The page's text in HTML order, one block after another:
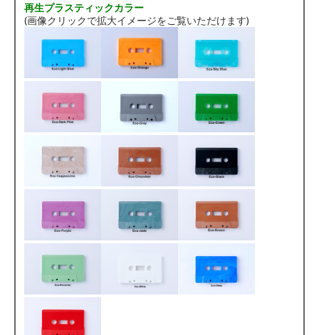
再生プラスティックカラー
(画像クリックで拡大イメージをご覧いただけます)